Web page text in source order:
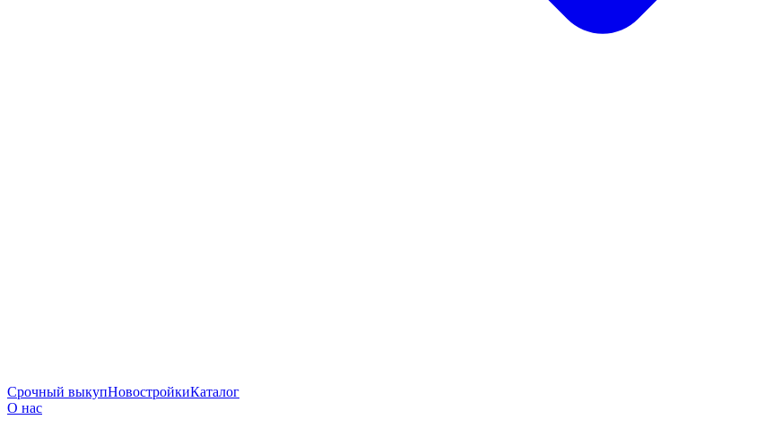
Срочный выкупНовостройкиКаталог
О нас